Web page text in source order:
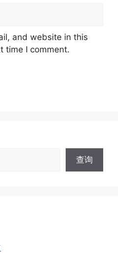
and website in this
time I comment.
查询